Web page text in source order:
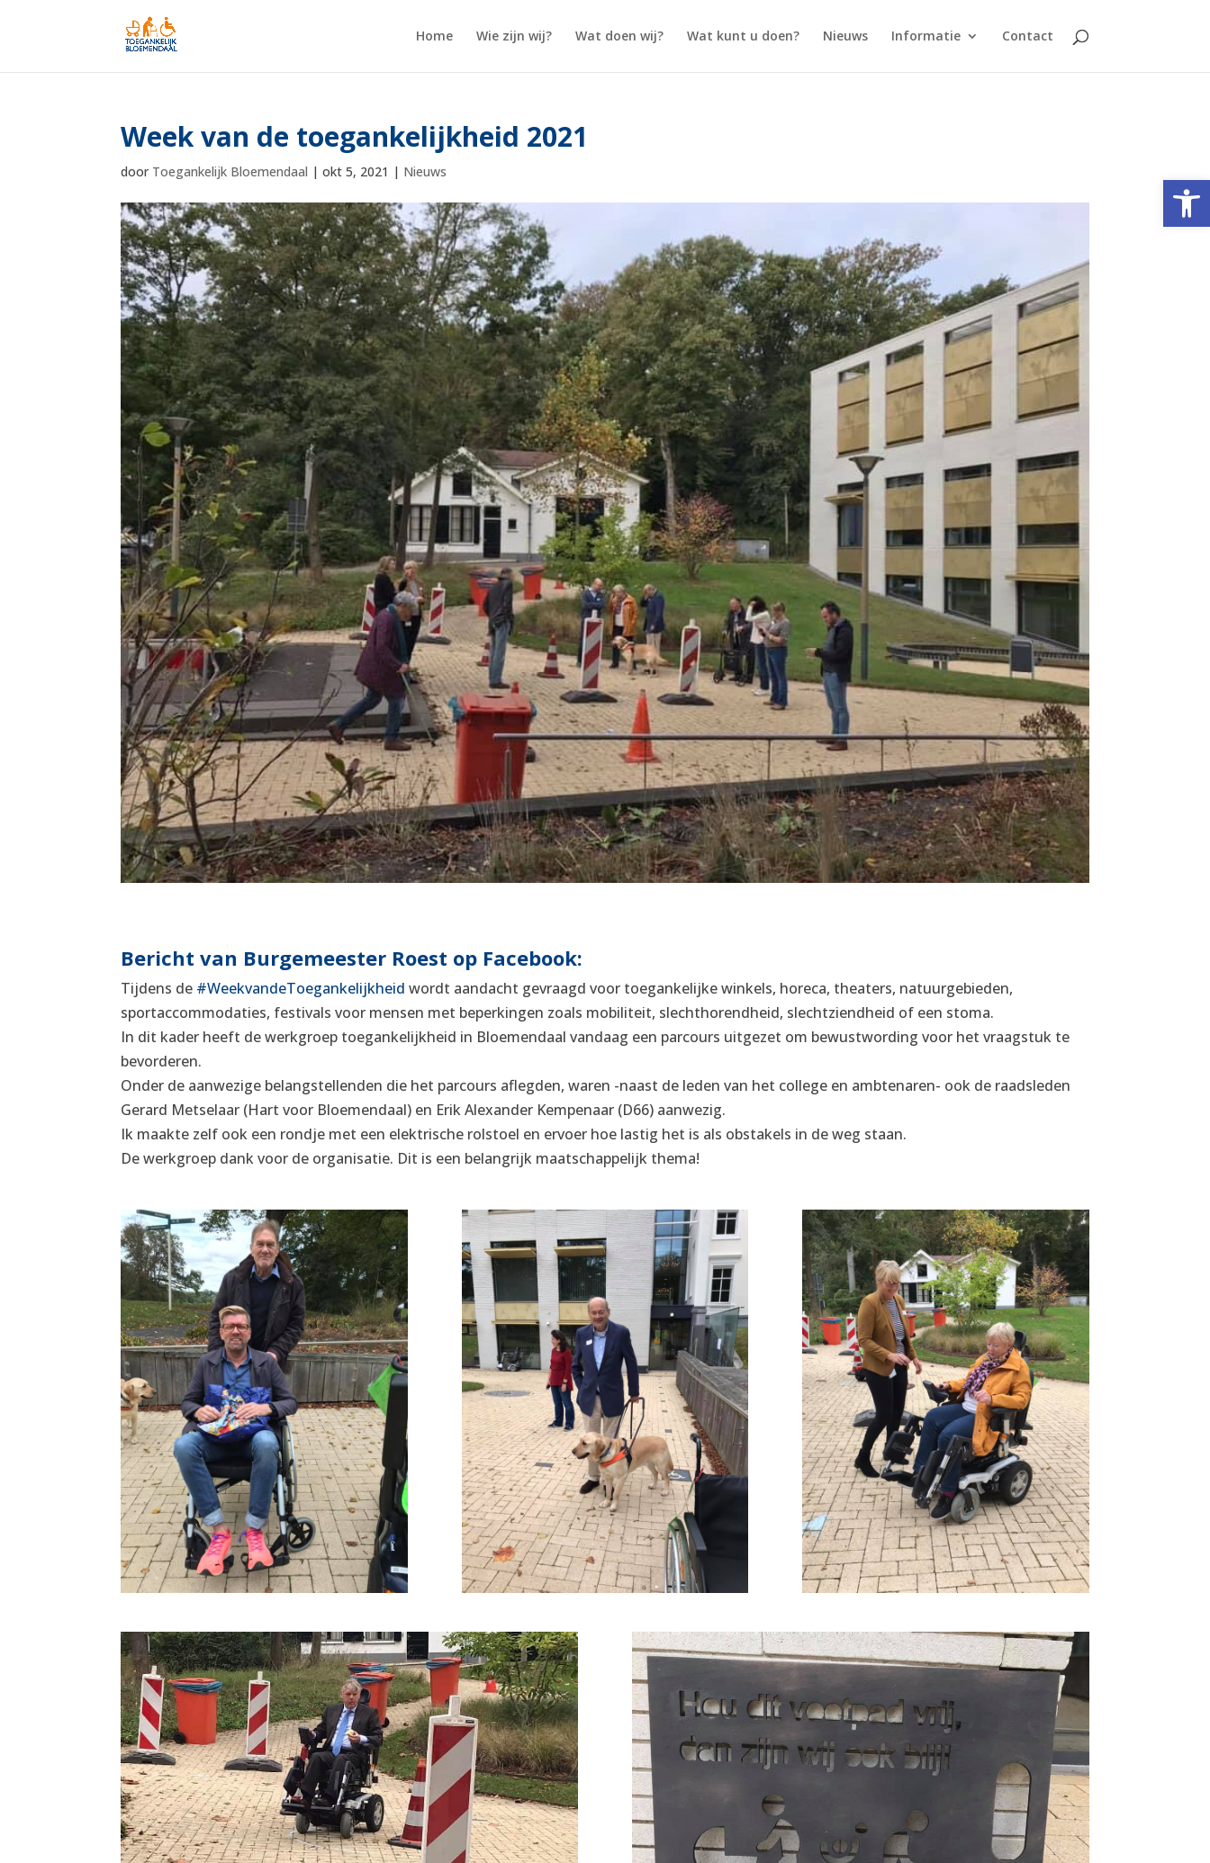
Home Wie zijn wij? Wat doen wij? Wat kunt u doen? Nieuws Informatie Contact
Week van de toegankelijkheid 2021
door Toegankelijk Bloemendaal |okt 5, 2021 | Nieuws
Bericht van Burgemeester Roest op Facebook:
Tijdens de #WeekvandeToegankelijkheid wordt aandacht gevraagd voor toegankelijke winkels, horeca, theaters, natuurgebieden,
sportaccommodaties, festivals voor mensen met beperkingen zoals mobiliteit, slechthorendheid, slechtziendheid of een stoma.
In dit kader heeft de werkgroep toegankelijkheid in Bloemendaal vandaag een parcours uitgezet om bewustwording voor het vraagstuk te
bevorderen.
Onder de aanwezige belangstellenden die het parcours aflegden, waren -naast de leden van het college en ambtenaren- ook de raadsleden
Gerard Metselaar (Hart voor Bloemendaal) en Erik Alexander Kempenaar (D66) aanwezig.
Ik maakte zelf ook een rondje met een elektrische rolstoel en ervoer hoe lastig het is als obstakels in de weg staan.
De werkgroep dank voor de organisatie. Dit is een belangrijk maatschappelijk thema!